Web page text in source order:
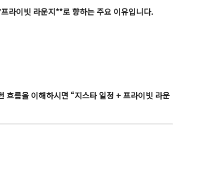
라이빗 라운지**로 향하는 주요 이유입니다.
흐름을 이해하시면 “지스타 일정 + 프라이빗 라운